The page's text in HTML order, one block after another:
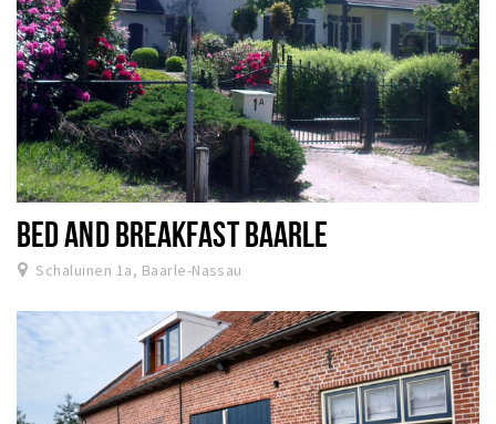
BED AND BREAKFAST BAARLE
Schaluinen 1a, Baarle-Nassau